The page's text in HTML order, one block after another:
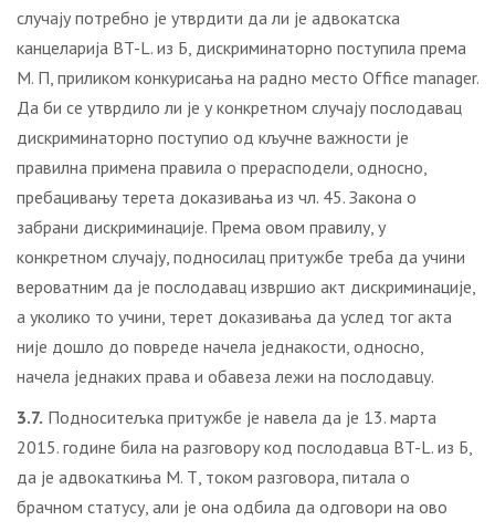
случају потребно је утврдити да ли је адвокатска
канцеларија BT-L. из Б, дискриминаторно поступила према
М. П, приликом конкурисања на радно место Office manager.
Да би се утврдило ли је у конкретном случају послодавац
дискриминаторно поступио од кључне важности је
правилна примена правила о прерасподели, односно,
пребацивању терета доказивања из чл. 45. Закона о
забрани дискриминације. Према овом правилу, у
конкретном случају, подносилац притужбе треба да учини
вероватним да је послодавац извршио акт дискриминације,
а уколико то учини, терет доказивања да услед тог акта
није дошло до повреде начела једнакости, односно,
начела једнаких права и обавеза лежи на послодавцу.
3.7. Подноситељка притужбе је навела да је 13. марта
2015. године била на разговору код послодавца BT-L. из Б,
да је адвокаткиња М. Т, током разговора, питала о
брачном статусу, али је она одбила да одговори на ово